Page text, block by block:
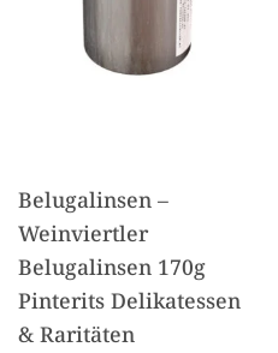
Belugalinsen –
Weinviertler
Belugalinsen 170g
Pinterits Delikatessen
& Raritäten